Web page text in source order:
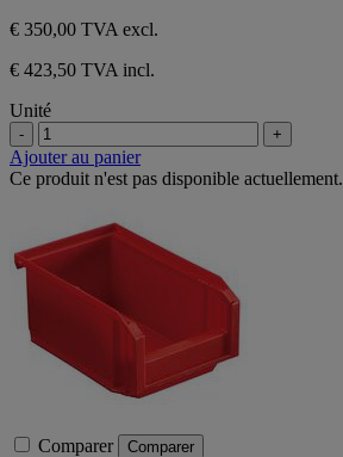
€ 350,00 TVA excl.
€ 423,50 TVA incl.
Unité
- +
Ajouter au panier
Ce produit n'est pas disponible actuellement.
Comparer Comparer